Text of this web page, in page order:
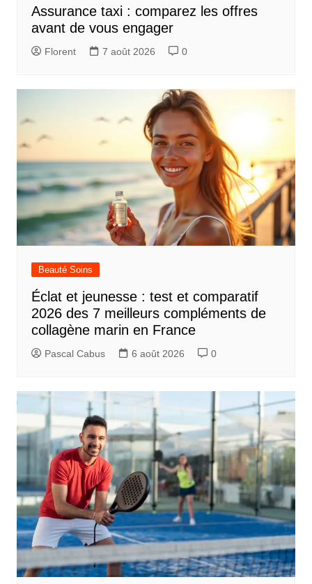
Assurance taxi : comparez les offres
avant de vous engager
Florent 7 août 2026 0
Beauté Soins
Éclat et jeunesse : test et comparatif
2026 des 7 meilleurs compléments de
collagène marin en France
Pascal Cabus 6 août 2026 0